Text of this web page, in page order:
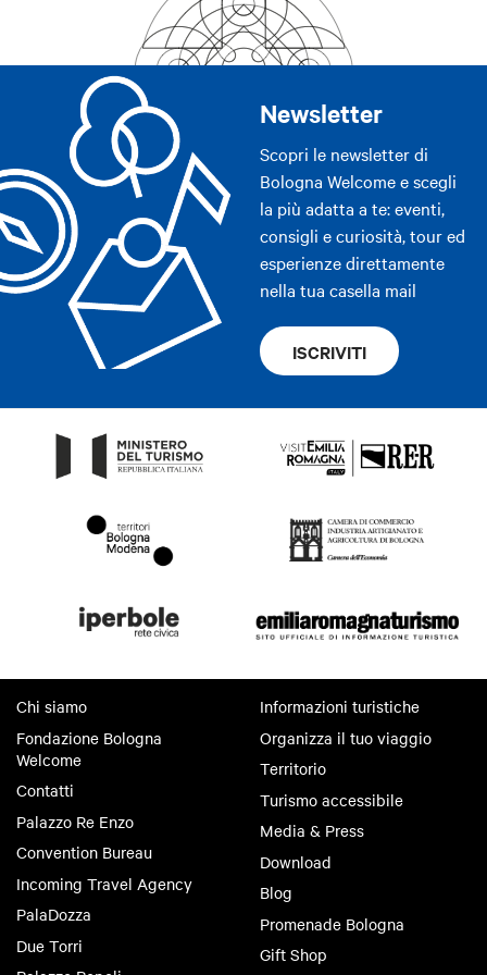
Newsletter
Scopri le newsletter di
Bologna Welcome e scegli
la più adatta a te: eventi,
consigli e curiosità, tour ed
esperienze direttamente
nella tua casella mail
ISCRIVITI
Chi siamo
Fondazione Bologna
Welcome
Contatti
Palazzo Re Enzo
Convention Bureau
Incoming Travel Agency
PalaDozza
Due Torri
Informazioni turistiche
Organizza il tuo viaggio
Territorio
Turismo accessibile
Media & Press
Download
Blog
Promenade Bologna
Gift Shop